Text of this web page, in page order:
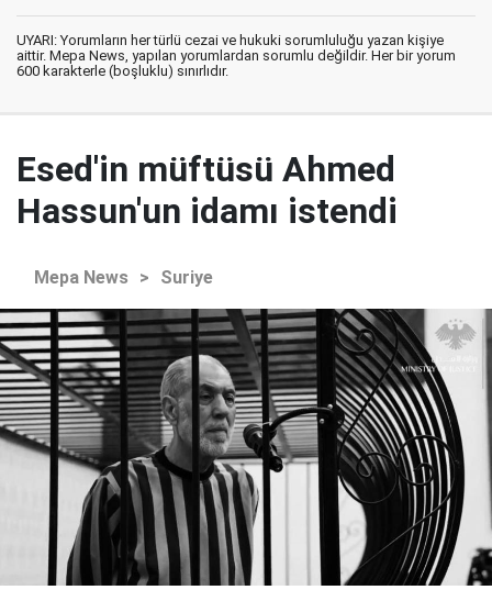
UYARI: Yorumların her türlü cezai ve hukuki sorumluluğu yazan kişiye
aittir. Mepa News, yapılan yorumlardan sorumlu değildir. Her bir yorum
600 karakterle (boşluklu) sınırlıdır.
Esed'in müftüsü Ahmed
Hassun'un idamı istendi
Mepa News > Suriye